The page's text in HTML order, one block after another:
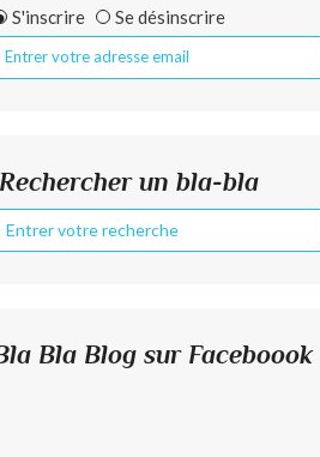
S'inscrire Se désinscrire
Rechercher un bla-bla
Bla Blog sur Faceboook